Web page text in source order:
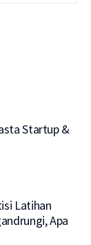
Startup &
Latihan
Apa